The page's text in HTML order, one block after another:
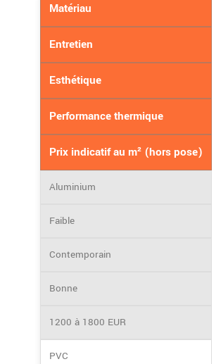
Matériau
Entretien
Esthétique
Performance thermique
Prix indicatif au m² (hors pose)
Aluminium
Faible
Contemporain
Bonne
1200 à 1800 EUR
PVC